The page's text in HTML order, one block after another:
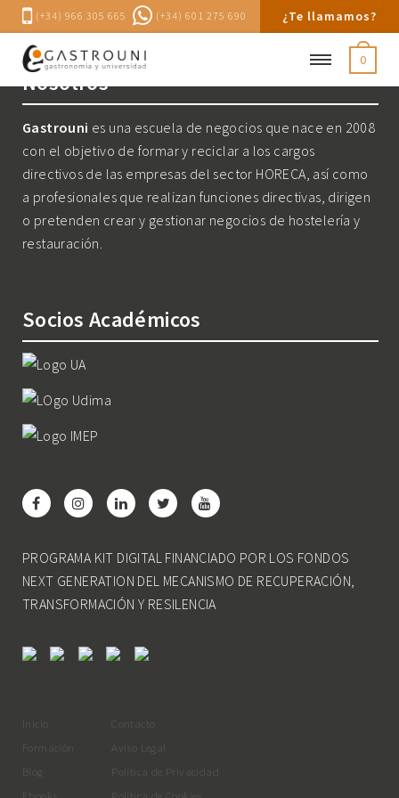
(+34) 966 305 665 (+34) 601 275 690 ¿Te llamamos?
0
Nosotros
Gastrouni es una escuela de negocios que nace en 2008
con el objetivo de formar y reciclar a los cargos
directivos de las empresas del sector HORECA, así como
a profesionales que realizan funciones directivas, dirigen
o pretenden crear y gestionar negocios de hostelería y
restauración.
Socios Académicos
PROGRAMA KIT DIGITAL FINANCIADO POR LOS FONDOS
NEXT GENERATION DEL MECANISMO DE RECUPERACIÓN,
TRANSFORMACIÓN Y RESILENCIA
Inicio
Formación
Blog
Contacto
Aviso Legal
Política de Privacidad